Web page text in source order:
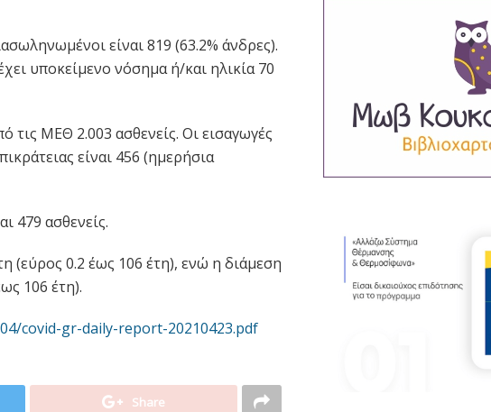
είναι 819 (63.2% άνδρες).
υποκείμενο νόσημα ή/και ηλικία 70
τις ΜΕΘ 2.003 ασθενείς. Οι εισαγωγές
είναι 456 (ημερήσια
479 ασθενείς.
(εύρος 0.2 έως 106 έτη), ενώ η διάμεση
106 έτη).
covid-gr-daily-report-20210423.pdf
Share